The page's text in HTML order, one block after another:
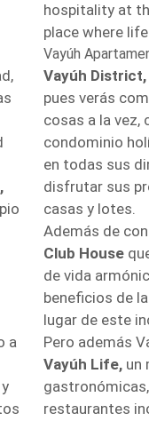
hospitality at
place where
,
a
Vayúh
Vayúh District,
pues verás
cosas a la vez,
condominio
en todas sus
disfrutar sus
casas y lotes.
Además de
Club House
de vida
beneficios de
lugar de este
Pero además
Vayúh Life, un
restaurantes